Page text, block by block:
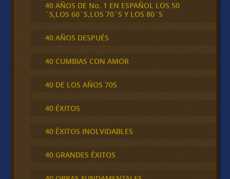
40 AÑOS DE No. 1 EN ESPAÑOL LOS 50
´S,LOS 60´S,LOS 70´S Y LOS 80´S
40 AÑOS DESPUÉS
40 CUMBIAS CON AMOR
40 DE LOS AÑOS 70S
40 ÉXITOS
40 ÉXITOS INOLVIDABLES
40 GRANDES ÉXITOS